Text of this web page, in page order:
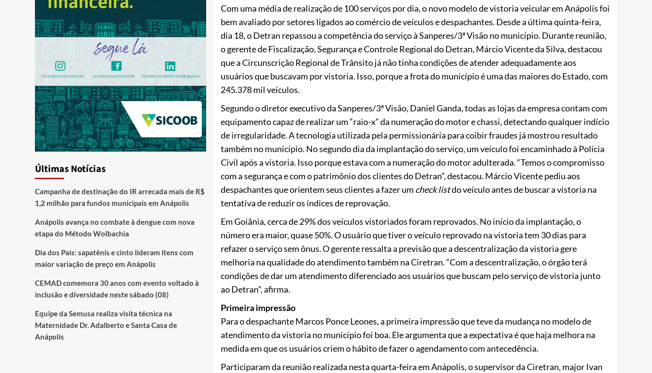
Com uma média de realização de 100 serviços por dia, o novo modelo de vistoria veicular em Anápolis foi
bem avaliado por setores ligados ao comércio de veículos e despachantes. Desde a última quinta-feira,
dia 18, o Detran repassou a competência do serviço à Sanperes/3ª Visão no município. Durante reunião,
o gerente de Fiscalização, Segurança e Controle Regional do Detran, Márcio Vicente da Silva, destacou
que a Circunscrição Regional de Trânsito já não tinha condições de atender adequadamente aos
usuários que buscavam por vistoria. Isso, porque a frota do município é uma das maiores do Estado, com
245.378 mil veículos.
Segundo o diretor executivo da Sanperes/3ª Visão, Daniel Ganda, todas as lojas da empresa contam com
equipamento capaz de realizar um “raio-x” da numeração do motor e chassi, detectando qualquer indício
de irregularidade. A tecnologia utilizada pela permissionária para coibir fraudes já mostrou resultado
também no município. No segundo dia da implantação do serviço, um veículo foi encaminhado à Polícia
Civil após a vistoria. Isso porque estava com a numeração do motor adulterada. “Temos o compromisso
com a segurança e com o patrimônio dos clientes do Detran”, destacou. Márcio Vicente pediu aos
despachantes que orientem seus clientes a fazer um check listdo veículo antes de buscar a vistoria na
tentativa de reduzir os índices de reprovação.
Em Goiânia, cerca de 29% dos veículos vistoriados foram reprovados. No início da implantação, o
número era maior, quase 50%. O usuário que tiver o veículo reprovado na vistoria tem 30 dias para
refazer o serviço sem ônus. O gerente ressalta a previsão que a descentralização da vistoria gere
melhoria na qualidade do atendimento também na Ciretran. “Com a descentralização, o órgão terá
condições de dar um atendimento diferenciado aos usuários que buscam pelo serviço de vistoria junto
ao Detran”, afirma.
Primeira impressão
Para o despachante Marcos Ponce Leones, a primeira impressão que teve da mudança no modelo de
atendimento da vistoria no município foi boa. Ele argumenta que a expectativa é que haja melhora na
medida em que os usuários criem o hábito de fazer o agendamento com antecedência.
Participaram da reunião realizada nesta quarta-feira em Anápolis, o supervisor da Ciretran, major Ivan
Últimas Notícias
Campanha de destinação do IR arrecada mais de R$
1,2 milhão para fundos municipais em Anápolis
Anápolis avança no combate à dengue com nova
etapa do Método Wolbachia
Dia dos Pais: sapatênis e cinto lideram itens com
maior variação de preço em Anápolis
CEMAD comemora 30 anos com evento voltado à
inclusão e diversidade neste sábado (08)
Equipe da Semusa realiza visita técnica na
Maternidade Dr. Adalberto e Santa Casa de
Anápolis